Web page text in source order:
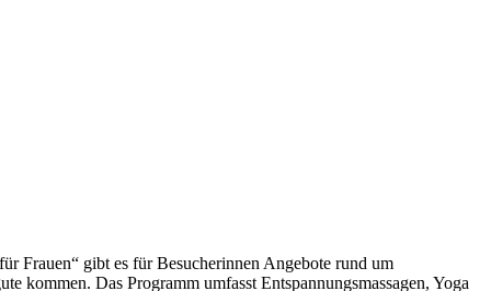
Frauen“ gibt es für Besucherinnen Angebote rund um
kommen. Das Programm umfasst Entspannungsmassagen, Yoga